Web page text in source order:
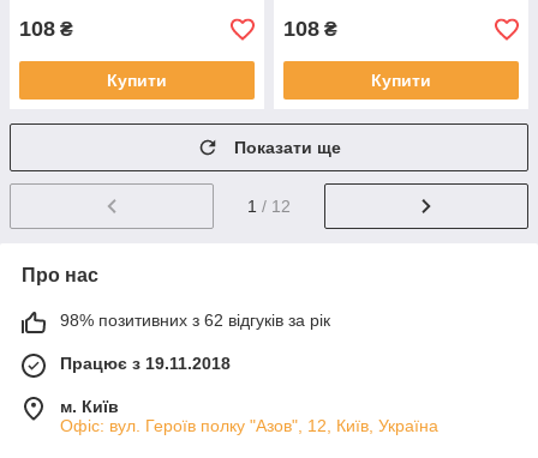
108 ₴
Купити
108 ₴
Купити
Показати ще
1 / 12
Про нас
98% позитивних з 62 відгуків за рік
Працює з 19.11.2018
м. Київ
Офіс: вул. Героїв полку "Азов", 12, Київ, Україна